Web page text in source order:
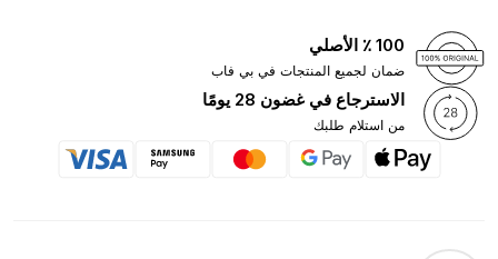
100 ٪ الأصلي
ضمان لجميع المنتجات في بي فاب
الاسترجاع في غضون 28 يومًا
من استلام طلبك